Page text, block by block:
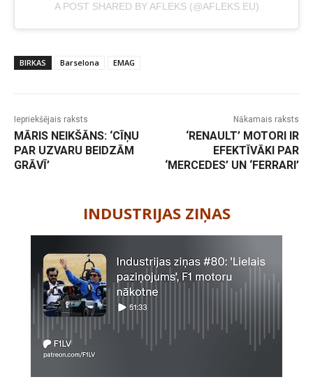
A POST SHARED BY AFLEKS (@AFLEKS.EU)
BIRKAS Barselona EMAG
Iepriekšējais raksts
MĀRIS NEIKŠĀNS: ‘CĪŅU
PAR UZVARU BEIDZĀM
GRĀVĪ’
Nākamais raksts
‘RENAULT’ MOTORI IR
EFEKTĪVĀKI PAR
‘MERCEDES’ UN ‘FERRARI’
INDUSTRIJAS ZIŅAS